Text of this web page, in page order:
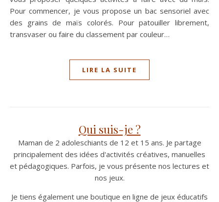
Pour commencer, je vous propose un bac sensoriel avec
des grains de maïs colorés. Pour patouiller librement,
transvaser ou faire du classement par couleur…
LIRE LA SUITE
Qui suis-je ?
Maman de 2 adoleschiants de 12 et 15 ans. Je partage
principalement des idées d'activités créatives, manuelles
et pédagogiques. Parfois, je vous présente nos lectures et
nos jeux.
Je tiens également une boutique en ligne de jeux éducatifs